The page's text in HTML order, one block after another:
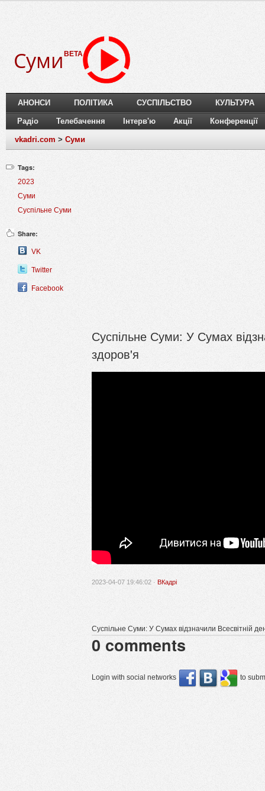
Суми BETA
АНОНСИ ПОЛІТИКА СУСПІЛЬСТВО КУЛЬТУРА
Радіо Телебачення Інтерв'ю Акції Конференції
vkadri.com > Суми
Tags:
2023
Суми
Суспільне Суми
Share:
VK
Twitter
Facebook
Суспільне Суми: У Сумах
здоров'я
2023-04-07 19:46:02 · ВКадрі
Суспільне Суми: У Сумах відзначили Всесвітній
0 comments
Login with social networks to